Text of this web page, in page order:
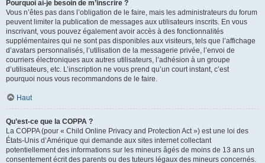
Pourquoi ai-je besoin de m’inscrire ?
Vous n’êtes pas dans l’obligation de le faire, mais les administrateurs du forum
peuvent limiter la publication de messages aux utilisateurs inscrits. En vous
inscrivant, vous pouvez également avoir accès à des fonctionnalités
supplémentaires qui ne sont pas disponibles aux visiteurs, tels que l’affichage
d’avatars personnalisés, l’utilisation de la messagerie privée, l’envoi de
courriers électroniques aux autres utilisateurs, l’adhésion à un groupe
d’utilisateurs, etc. L’inscription ne vous prend qu’un court instant, c’est
pourquoi nous vous recommandons de le faire.
Haut
Qu’est-ce que la COPPA ?
La COPPA (pour « Child Online Privacy and Protection Act ») est une loi des
États-Unis d’Amérique qui demande aux sites internet collectant
potentiellement des informations sur les mineurs âgés de moins de 13 ans un
consentement écrit des parents ou des tuteurs légaux des mineurs concernés.